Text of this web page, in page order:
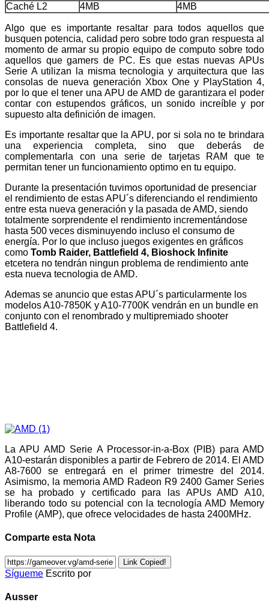
Caché L2
4MB 4MB
Algo que es importante resaltar para todos aquellos que
busquen potencia, calidad pero sobre todo gran respuesta al
momento de armar su propio equipo de computo sobre todo
aquellos que gamers de PC. Es que estas nuevas APUs
Serie A utilizan la misma tecnologia y arquitectura que las
consolas de nueva generación Xbox One y PlayStation 4,
por lo que el tener una APU de AMD de garantizara el poder
contar con estupendos gráficos, un sonido increíble y por
supuesto alta definición de imagen.
Es importante resaltar que la APU, por si sola no te brindara
una experiencia completa, sino que deberás de
complementarla con una serie de tarjetas RAM que te
permitan tener un funcionamiento optimo en tu equipo.
Durante la presentación tuvimos oportunidad de presenciar
el rendimiento de estas APU´s diferenciando el rendimiento
entre esta nueva generación y la pasada de AMD, siendo
totalmente sorprendente el rendimiento incrementándose
hasta 500 veces disminuyendo incluso el consumo de
energía. Por lo que incluso juegos exigentes en gráficos
como Tomb Raider, Battlefield 4, Bioshock Infinite
etcetera no tendrán ningun problema de rendimiento ante
esta nueva tecnologia de AMD.
Ademas se anuncio que estas APU´s particularmente los
modelos A10-7850K y A10-7700K vendrán en un bundle en
conjunto con el renombrado y multipremiado shooter
Battlefield 4.
La APU AMD Serie A Processor-in-a-Box (PIB) para AMD
A10-estarán disponibles a partir de Febrero de 2014. El AMD
A8-7600 se entregará en el primer trimestre del 2014.
Asimismo, la memoria AMD Radeon R9 2400 Gamer Series
se ha probado y certificado para las APUs AMD A10,
liberando todo su potencial con la tecnología AMD Memory
Profile (AMP), que ofrece velocidades de hasta 2400MHz.
Comparte esta Nota
Link Copied!
Sígueme Escrito por
Ausser